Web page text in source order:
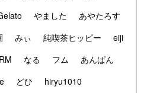
やました
あやたろす
みぃ 純喫茶ヒッピー
eiji
RM なる フム
あんぱん
どひ hiryu1010